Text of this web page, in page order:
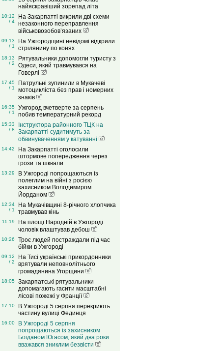
найяскравіший зорепад літа
10:12
/ 4
На Закарпатті викрили дві схеми
незаконного переправлення
військовозобов’язаних
09:13
/ 1
На Ужгородщині невідомі відкрили
стрілянину по конях
18:13
/ 2
Рятувальники допомогли туристу з
Одеси, який травмувався на
Говерлі
17:45
/ 1
Патрульні зупинили в Мукачеві
мотоцикліста без прав і номерних
знаків
16:35
/ 1
Ужгород вчетверте за серпень
побив температурний рекорд
15:33
/ 8
Інструктора районного ТЦК на
Закарпатті судитимуть за
обвинуваченням у катуванні
14:42
На Закарпатті оголосили
штормове попередження через
грози та шквали
13:29
В Ужгороді попрощаються із
полеглим на війні з росією
захисником Володимиром
Йорданом
12:34
/ 1
На Мукачівщині 8-річного хлопчика
травмував кінь
11:19
На площі Народній в Ужгороді
чоловік влаштував дебош
10:26
Троє людей постраждали під час
бійки в Ужгороді
09:12
/ 2
На Тисі українські прикордонники
врятували неповнолітнього
громадянина Угорщини
18:05
Закарпатські рятувальники
допомагають гасити масштабні
лісові пожежі у Франції
17:10
В Ужгороді 5 серпня перекриють
частину вулиці Фединця
16:00
В Ужгороді 5 серпня
попрощаються із захисником
Богданом Югасом, який два роки
вважався зниклим безвісти